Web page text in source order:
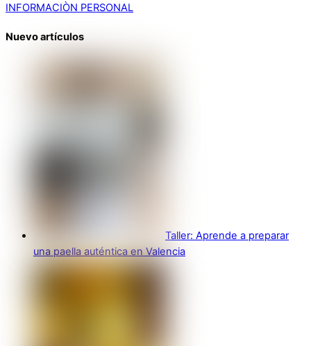
INFORMACIÒN PERSONAL
Nuevo artículos
Taller: Aprende a preparar
una paella auténtica en Valencia